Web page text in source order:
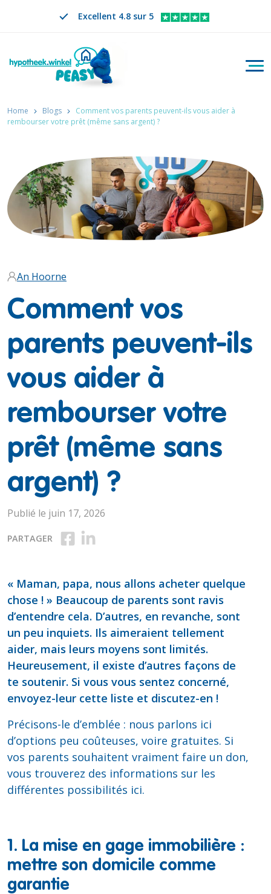
Excellent 4.8 sur 5
Rechercher
CHANGER DE LANGUE. LA LANGUE
FR
Home Blogs
Comment vos parents peuvent-ils vous aider à
rembourser votre prêt (même sans argent) ?
An Hoorne
Comment vos
parents peuvent-ils
vous aider à
rembourser votre
prêt (même sans
argent) ?
Publié le juin 17, 2026
PARTAGER Partager sur Facebook
Partager sur LinkedIn
« Maman, papa, nous allons acheter quelque
chose ! » Beaucoup de parents sont ravis
d’entendre cela. D’autres, en revanche, sont
un peu inquiets. Ils aimeraient tellement
aider, mais leurs moyens sont limités.
Heureusement, il existe d’autres façons de
te soutenir. Si vous vous sentez concerné,
envoyez-leur cette liste et discutez-en !
Précisons-le d’emblée : nous parlons ici
d’options peu coûteuses, voire gratuites. Si
vos parents souhaitent vraiment faire un don,
vous trouverez des informations sur les
différentes possibilités ici.
1. La mise en gage immobilière :
mettre son domicile comme
garantie